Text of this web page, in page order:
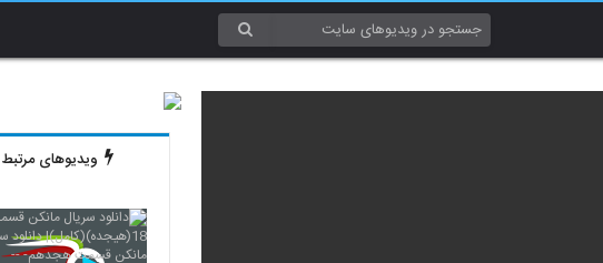
ویدیوهای مرتبط